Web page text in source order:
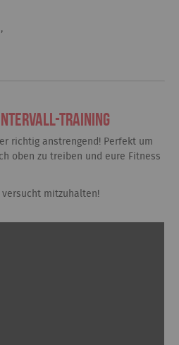
Training
richtig anstrengend! Perfekt um
oben zu treiben und eure Fitness
mitzuhalten!